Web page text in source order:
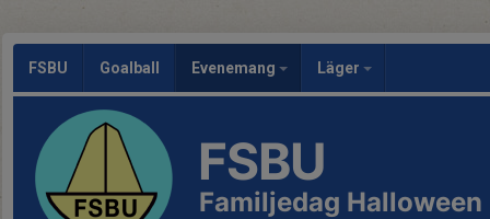
FSBU Goalball Evenemang Läger
FSBU
Familjedag